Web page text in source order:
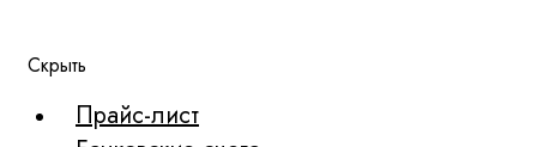
Скрыть
Прайс-лист